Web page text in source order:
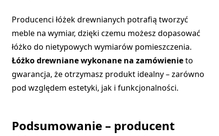
Producenci łóżek drewnianych potrafią tworzyć
meble na wymiar, dzięki czemu możesz dopasować
łóżko do nietypowych wymiarów pomieszczenia.
Łóżko drewniane wykonane na zamówienieto
gwarancja, że otrzymasz produkt idealny – zarówno
pod względem estetyki, jak i funkcjonalności.
Podsumowanie – producent